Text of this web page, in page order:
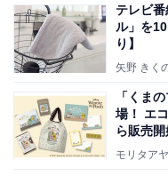
テレビ
ル」を
り】
矢野 きく
「くま
場！ エ
ら販売開
モリタア